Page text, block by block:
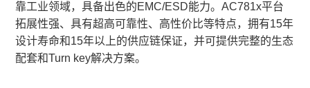
靠工业领域，具备出色的EMC/ESD能力。AC781x平台
拓展性强、具有超高可靠性、高性价比等特点，拥有15年
设计寿命和15年以上的供应链保证，并可提供完整的生态
配套和Turn key解决方案。